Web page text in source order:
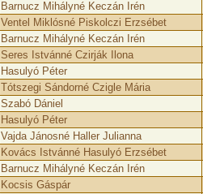
Barnucz Mihályné Keczán Irén
Ventel Miklósné Piskolczi Erzsébet
Barnucz Mihályné Keczán Irén
Seres Istvánné Czirják Ilona
Hasulyó Péter
Tótszegi Sándorné Czigle Mária
Szabó Dániel
Hasulyó Péter
Vajda Jánosné Haller Julianna
Kovács Istvánné Hasulyó Erzsébet
Barnucz Mihályné Keczán Irén
Kocsis Gáspár